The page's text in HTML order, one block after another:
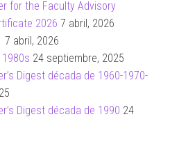
for the Faculty Advisory
2026 7 abril, 2026
7 abril, 2026
24 septiembre, 2025
Digest década de 1960-1970-
Digest década de 1990 24